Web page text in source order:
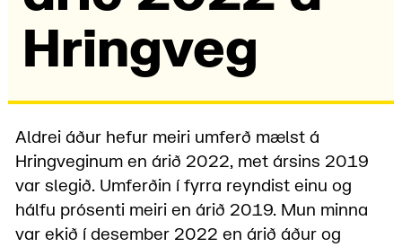
Hring­veg
Aldrei áður hefur meiri umferð mælst á
Hringveginum en árið 2022, met ársins 2019
var slegið. Umferðin í fyrra reyndist einu og
hálfu prósenti meiri en árið 2019. Mun minna
var ekið í desember 2022 en árið áður og